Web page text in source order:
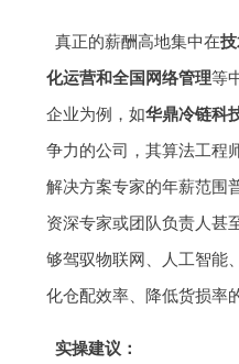
真正的薪酬高地集中在
化运营和全国网络管理等
企业为例，如华鼎冷链科
争力的公司，其算法工程
解决方案专家的年薪范围
资深专家或团队负责人甚
够驾驭物联网、人工智能
化仓配效率、降低货损率
实操建议：